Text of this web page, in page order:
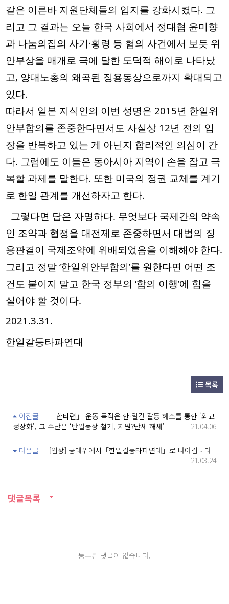
같은 이른바 지원단체들의 입지를 강화시켰다. 그
리고 그 결과는 오늘 한국 사회에서 정대협 윤미향
과 나눔의집의 사기·횡령 등 혐의 사건에서 보듯 위
안부상을 매개로 극에 달한 도덕적 해이로 나타났
고, 양대노총의 왜곡된 징용동상으로까지 확대되고
있다.
따라서 일본 지식인의 이번 성명은 2015년 한일위
안부합의를 존중한다면서도 사실상 12년 전의 입
장을 반복하고 있는 게 아닌지 합리적인 의심이 간
다. 그럼에도 이들은 동아시아 지역이 손을 잡고 극
복할 과제를 말한다. 또한 미국의 정권 교체를 계기
로 한일 관계를 개선하자고 한다.
인 조약과 협정을 대전제로 존중하면서 대법의 징
용판결이 국제조약에 위배되었음을 이해해야 한다.
그리고 정말 ‘한일위안부합의’를 원한다면 어떤 조
건도 붙이지 말고 한국 정부의 ‘합의 이행’에 힘을
실어야 할 것이다.
2021.3.31.
한일갈등타파연대
목록
이전글
「한타련」 운동 목적은 한·일간 갈등 해소를 통한 '외교
정상화', 그 수단은 ‘반일동상 철거, 지원?단체 해체’
21.04.06
다음글
[입장] 공대위에서「한일갈등타파연대」로 나아갑니다
21.03.24
댓글목록
등록된 댓글이 없습니다.